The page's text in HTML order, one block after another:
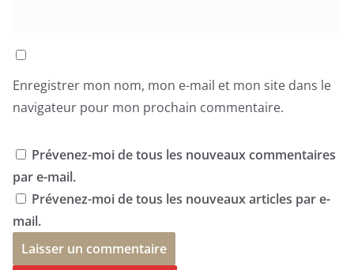
Enregistrer mon nom, mon e-mail et mon site dans le
navigateur pour mon prochain commentaire.
Prévenez-moi de tous les nouveaux commentaires
par e-mail.
Prévenez-moi de tous les nouveaux articles par e-
mail.